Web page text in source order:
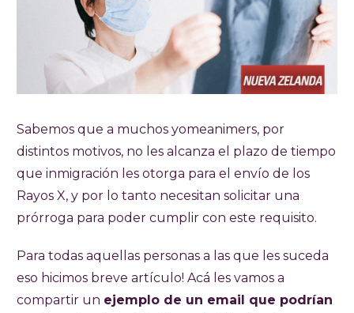
Sabemos que a muchos yomeanimers, por
distintos motivos, no les alcanza el plazo de tiempo
que inmigración les otorga para el envío de los
Rayos X, y por lo tanto necesitan solicitar una
prórroga para poder cumplir con este requisito.
Para todas aquellas personas a las que les suceda
eso hicimos breve artículo! Acá les vamos a
compartir un ejemplo de un email que podrían